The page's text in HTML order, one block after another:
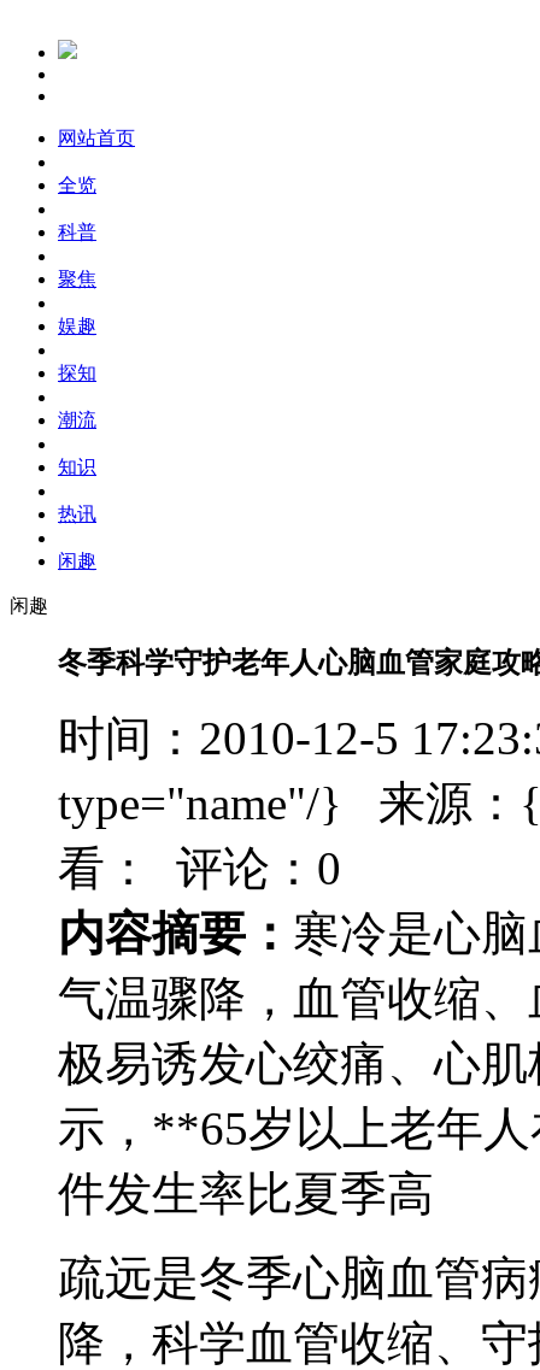
网站首页
全览
科普
聚焦
娱趣
探知
潮流
知识
热讯
闲趣
闲趣
冬季科学守护老年人心脑血管家庭攻
时间：2010-12-5
type="name"/} 来源：
看：
评论：0
内容摘要： 寒冷是心
气温骤降，血管收缩
极易诱发心绞痛、心
示，**65岁以上老年
件发生率比夏季高
疏远是冬季心脑血管
降，科学血管收缩、守